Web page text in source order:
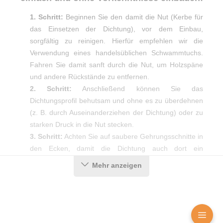
1. Schritt: Beginnen Sie den damit die Nut (Kerbe für
das Einsetzen der Dichtung), vor dem Einbau,
sorgfältig zu reinigen. Hierfür empfehlen wir die
Verwendung eines handelsüblichen Schwammtuchs.
Fahren Sie damit sanft durch die Nut, um Holzspäne
und andere Rückstände zu entfernen.
2. Schritt:
Anschließend können Sie das
Dichtungsprofil behutsam und ohne es zu überdehnen
(z. B. durch Auseinanderziehen der Dichtung) oder zu
starken Druck in die Nut stecken.
3. Schritt: Achten Sie auf saubere Gehrungsschnitte in
den Ecken, damit die Dichtung auch dort ein
Mehr anzeigen